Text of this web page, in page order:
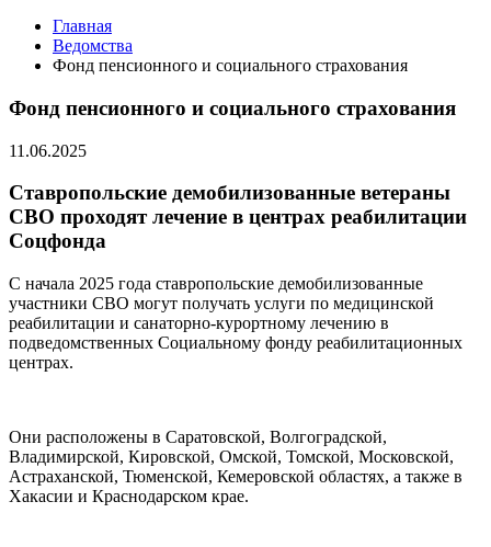
Главная
Ведомства
Фонд пенсионного и социального страхования
Фонд пенсионного и социального страхования
11.06.2025
Ставропольские демобилизованные ветераны
СВО проходят лечение в центрах реабилитации
Соцфонда
С начала 2025 года ставропольские демобилизованные
участники СВО могут получать услуги по медицинской
реабилитации и санаторно-курортному лечению в
подведомственных Социальному фонду реабилитационных
центрах.
Они расположены в Саратовской, Волгоградской,
Владимирской, Кировской, Омской, Томской, Московской,
Астраханской, Тюменской, Кемеровской областях, а также в
Хакасии и Краснодарском крае.